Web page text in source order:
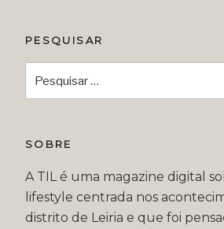
PESQUISAR
SOBRE
A TIL é uma magazine digital
lifestyle centrada nos
distrito de Leiria e que foi